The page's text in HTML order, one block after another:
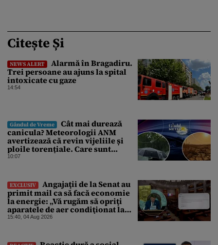
Citește Și
NEWS ALERT
Alarmă în Bragadiru.
Trei persoane au ajuns la spital
intoxicate cu gaze
14:54
Gândul de Vreme
Cât mai durează
canicula? Meteorologii ANM
avertizează că revin vijeliile și
ploile torențiale. Care sunt
zonele vizate, începând chiar de
10:07
EXCLUSIV
Angajaţii de la Senat au
primit mail ca să facă economie
la energie: „Vă rugăm să opriţi
aparatele de aer condiţionat la
sfârşitul programului”
15:40, 04 Aug 2026